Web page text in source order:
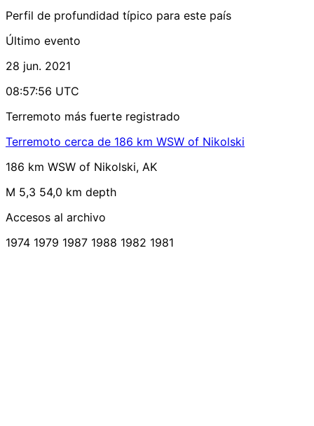
Perfil de profundidad típico para este país
Último evento
28 jun. 2021
08:57:56 UTC
Terremoto más fuerte registrado
Terremoto cerca de 186 km WSW of Nikolski
186 km WSW of Nikolski, AK
M 5,3 54,0 km depth
Accesos al archivo
1974 1979 1987 1988 1982 1981